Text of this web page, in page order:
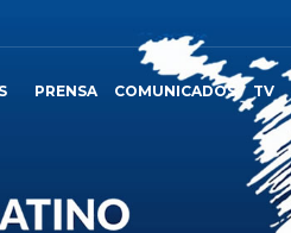
PRENSA COMUNICADOS TV